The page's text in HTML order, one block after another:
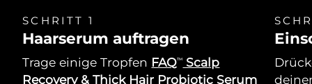
SCHRITT 1
Haarserum auftragen
Trage einige Tropfen FAQTM
Scalp
Recovery & Thick Hair Probiotic Serum